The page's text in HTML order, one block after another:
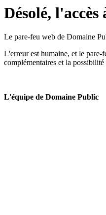
Désolé, l'accès
Le pare-feu web de Domaine
L'erreur est humaine, et le pare-
complémentaires et la
L'équipe de Domaine Public